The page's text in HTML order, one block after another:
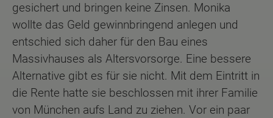
gesichert und bringen keine Zinsen. Monika
wollte das Geld gewinnbringend anlegen und
entschied sich daher für den Bau eines
Massivhauses als Altersvorsorge. Eine bessere
Alternative gibt es für sie nicht. Mit dem Eintritt in
die Rente hatte sie beschlossen mit ihrer Familie
von München aufs Land zu ziehen. Vor ein paar